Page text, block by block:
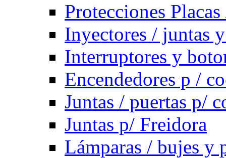
Protecciones
Inyectores / juntas
Interruptores y
Encendedores p /
Juntas / puertas p/
Juntas p/ Freidora
Lámparas / bujes y